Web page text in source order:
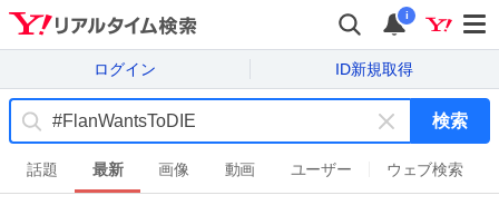
i
ログイン ID新規取得
キ
ー
ワ
検索
話題 最新 画像 動画 ユーザー ウェブ検索